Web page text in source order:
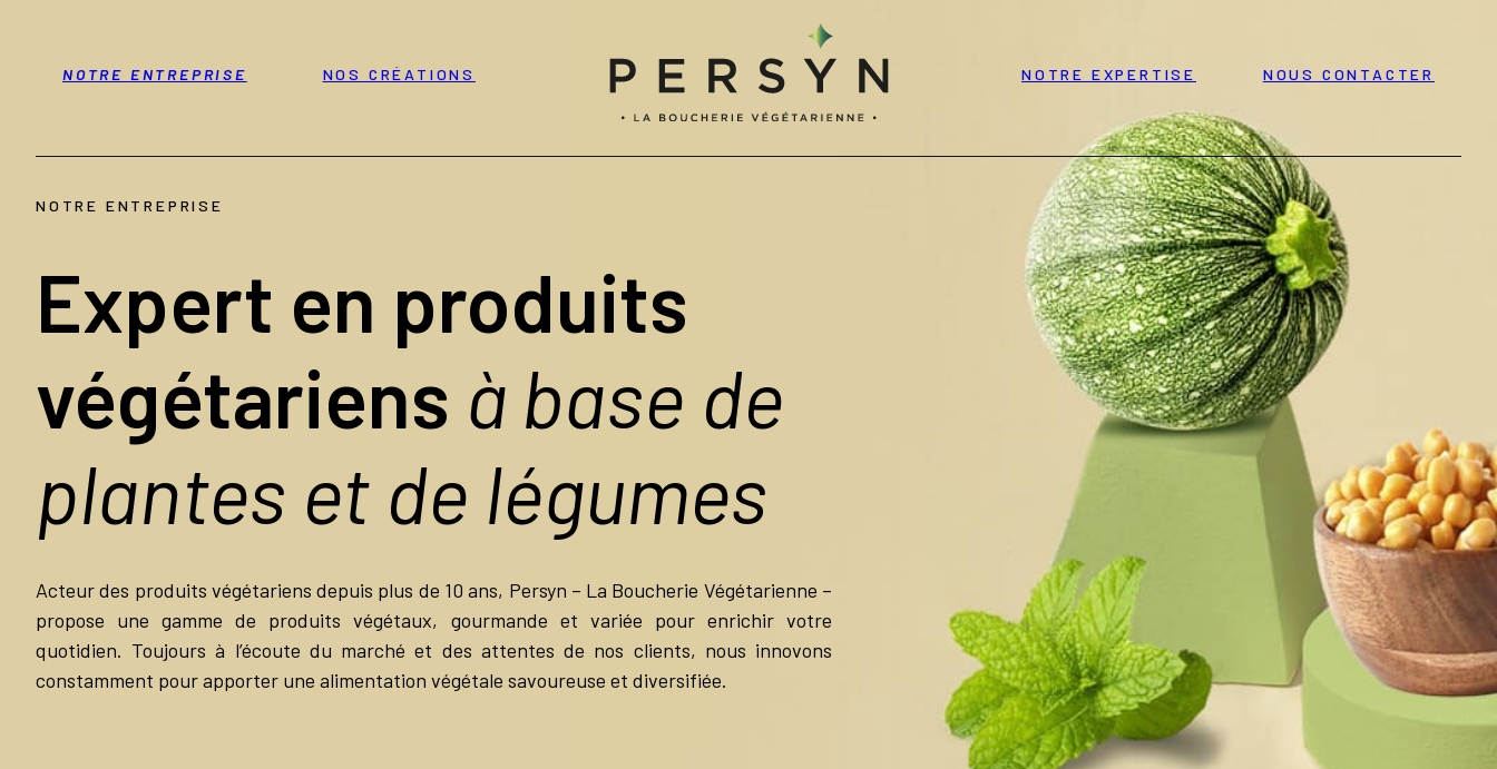
NOTRE ENTREPRISE NOS CRÉATIONS NOTRE EXPERTISE NOUS CONTACTER
NOTRE ENTREPRISE
Expert en produits
végétariens à base de
plantes et de légumes
Acteur des produits végétariens depuis plus de 10 ans, Persyn – La Boucherie Végétarienne –
propose une gamme de produits végétaux, gourmande et variée pour enrichir votre
quotidien. Toujours à l’écoute du marché et des attentes de nos clients, nous innovons
constamment pour apporter une alimentation végétale savoureuse et diversifiée.